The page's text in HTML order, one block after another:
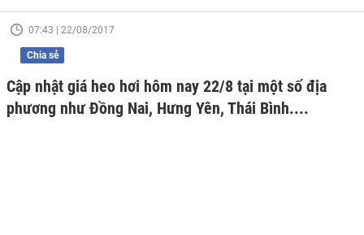
07:43 | 22/08/2017
Chia sẻ
Cập nhật giá heo hơi hôm nay 22/8 tại một số địa
phương như Đồng Nai, Hưng Yên, Thái Bình....